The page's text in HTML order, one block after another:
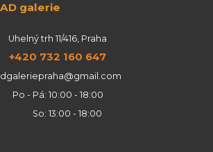
Uhelný trh 11/416, Praha
+420 732 160 647
Po - Pá: 10:00 - 18:00
So: 13:00 - 18:00